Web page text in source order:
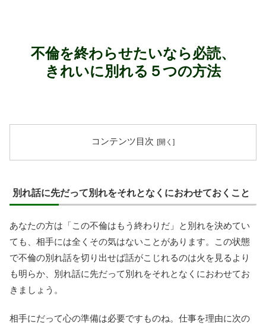
不倫を終わらせたいなら必読、
きれいに別れる５つの方法
コンテンツ目次
別れ話に先だって別れをそれとなくにおわせておくこと
あなたの方は「この不倫はもう終わりだ」と別れを決めてい
ても、相手には全くその気はないことがあります。この状態
で不倫の別れ話を切り出せば話がこじれるのは火を見るより
も明らか、別れ話に先だって別れをそれとなくにおわせてお
きましょう。
相手にだって心の準備は必要ですものね。仕事を理由に次の